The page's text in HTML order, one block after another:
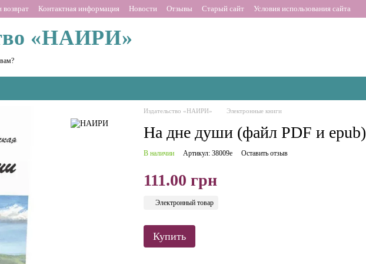
Контактная информация Новости Отзывы Старый сайт Условия использования сайта
«НАИРИ»
Издательство «НАИРИ» Электронные книги
На дне души (файл PDF и epub)
В наличии Артикул: 38009е Оставить отзыв
111.00 грн
Электронный товар
Купить